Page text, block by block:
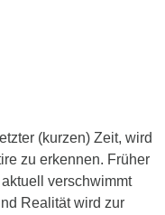
(kurzen) Zeit, wird
zu erkennen. Früher
verschwimmt
Realität wird zur